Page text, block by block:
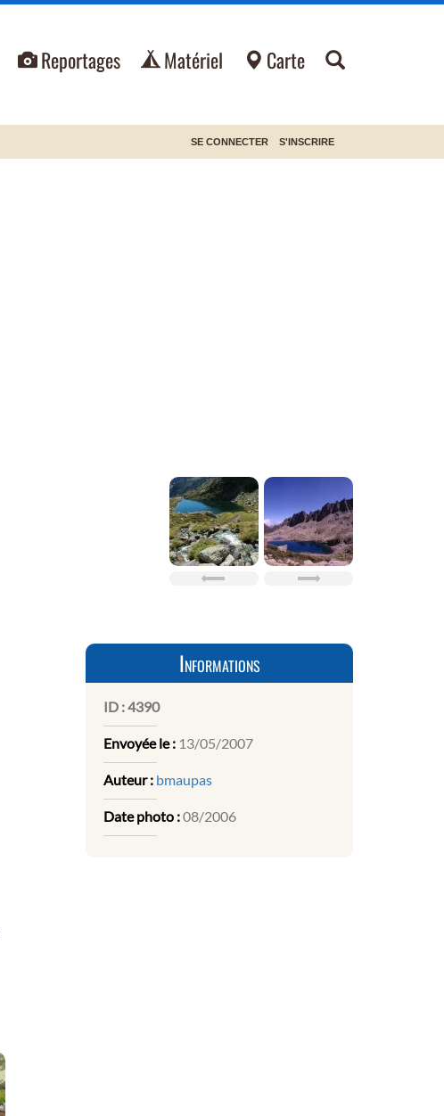
Reportages Matériel Carte
SE CONNECTER S'INSCRIRE
Informations
ID :4390
Envoyée le : 13/05/2007
Auteur : bmaupas
Date photo :08/2006